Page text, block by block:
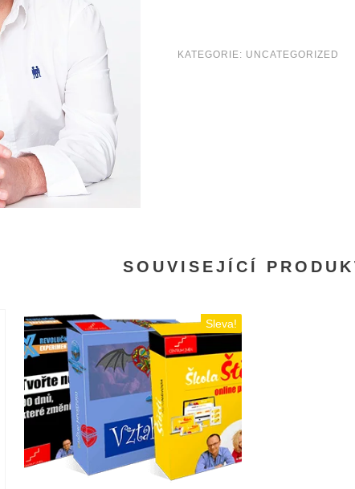
KATEGORIE: UNCATEGORIZED
SOUVISEJÍCÍ
Sleva!